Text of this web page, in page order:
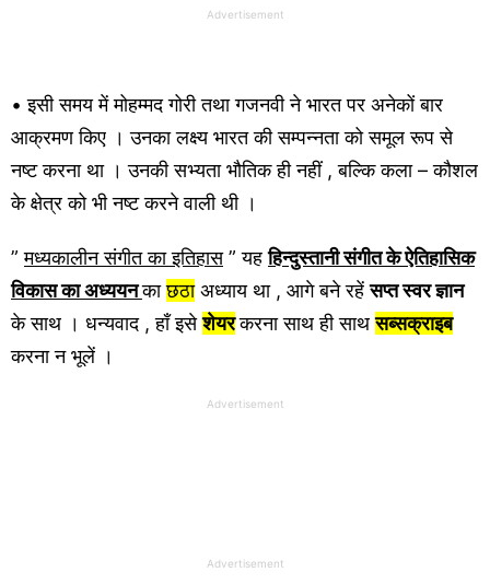
Advertisement
• इसी समय में मोहम्मद गोरी तथा गजनवी ने भारत पर अनेकों बार
आक्रमण किए । उनका लक्ष्य भारत की सम्पन्नता को समूल रूप से
नष्ट करना था । उनकी सभ्यता भौतिक ही नहीं , बल्कि कला – कौशल
के क्षेत्र को भी नष्ट करने वाली थी ।
”मध्यकालीन संगीत का इतिहास” यहहिन्दुस्तानी संगीत के ऐतिहासिक
विकासका अध्ययनकाछठाअध्याय था , आगे बने रहेंसप्त स्वर ज्ञान
के साथ । धन्यवाद , हाँ इसेशेयरकरना साथ ही साथसब्सक्राइब
करना न भूलें ।
Advertisement
Advertisement